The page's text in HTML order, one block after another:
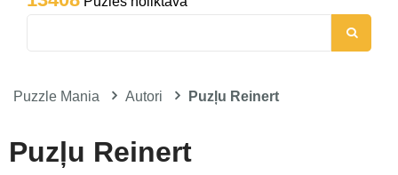
Puzzle Mania Autori Puzļu Reinert
Puzļu Reinert